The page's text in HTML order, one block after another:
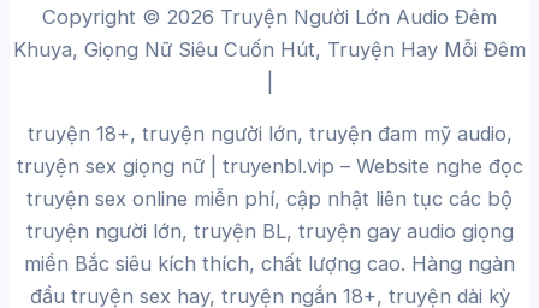
Copyright © 2026 Truyện Người Lớn Audio Đêm
Khuya, Giọng Nữ Siêu Cuốn Hút, Truyện Hay Mỗi Đêm
truyện 18+, truyện người lớn, truyện đam mỹ audio,
truyện sex giọng nữ | truyenbl.vip – Website nghe đọc
truyện sex online miễn phí, cập nhật liên tục các bộ
truyện người lớn, truyện BL, truyện gay audio giọng
miền Bắc siêu kích thích, chất lượng cao. Hàng ngàn
đầu truyện sex hay, truyện ngắn 18+, truyện dài kỳ